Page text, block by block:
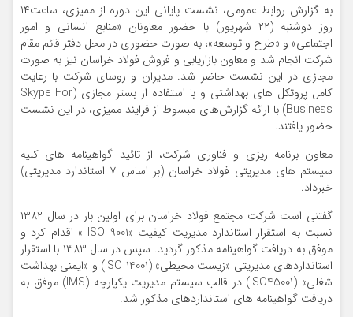
به گزارش روابط عمومی، نشست پایانی این دوره از ممیزی، ساعت۱۴
روز دوشنبه (۲۲ شهریور) با حضور معاونان «منابع انسانی و امور
اجتماعی» و «طرح و توسعه»، به صورت حضوری در محل دفتر قائم مقام
شرکت انجام شد و معاون بازاریابی و فروش فولاد خراسان نیز به صورت
مجازی در این نشست حاضر شد. مدیران و روسای شرکت با رعایت
کامل پروتکل های بهداشتی و با استفاده از بستر مجازی (Skype For
Business) با ارائه گزارش‌های مبسوط از فرایند ممیزی، در این نشست
حضور یافتند.
معاون برنامه ریزی و فناوری شرکت، از تائید گواهینامه های کلیه
سیستم های مدیریتی فولاد خراسان (بر اساس ۷ استاندارد مدیریتی)
خبرداد.
گفتنی است شرکت مجتمع فولاد خراسان برای اولین بار در سال ۱۳۸۲
نسبت به استقرار استاندارد مدیریت کیفیت «ISO 9001 » اقدام کرد و
موفق به دریافت گواهینامه مذکور گردید. سپس در سال ۱۳۸۳ با استقرار
استانداردهای مدیریتی «زیست محیطی» (ISO 14001) و «ایمنی بهداشت
شغلی» (ISO45001) در قالب سیستم مدیریت یکپارچه (IMS) موفق به
دریافت گواهینامه های استانداردهای مذکور شد.